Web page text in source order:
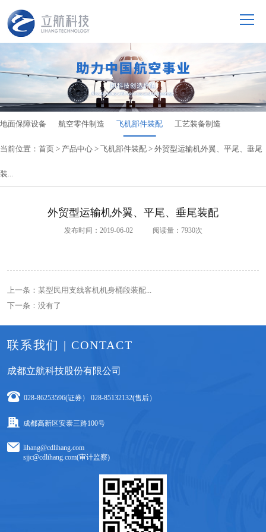
地面保障设备 航空零件制造 飞机部件装配 工艺装备制造
当前位置： 首页 > 产品中心 > 飞机部件装配 > 外贸型运输机外翼、平尾、垂尾
装...
外贸型运输机外翼、平尾、垂尾装配
发布时间：2019-06-02 阅读量：7930次
上一条：某型民用支线客机机身桶段装配...
下一条：没有了
联系我们 | CONTACT
成都立航科技股份有限公司
028-86253596(证券） 028-85132132(售后）
成都高新区安泰三路100号
lihang@cdlihang.com
sjjc@cdlihang.com(审计监察)